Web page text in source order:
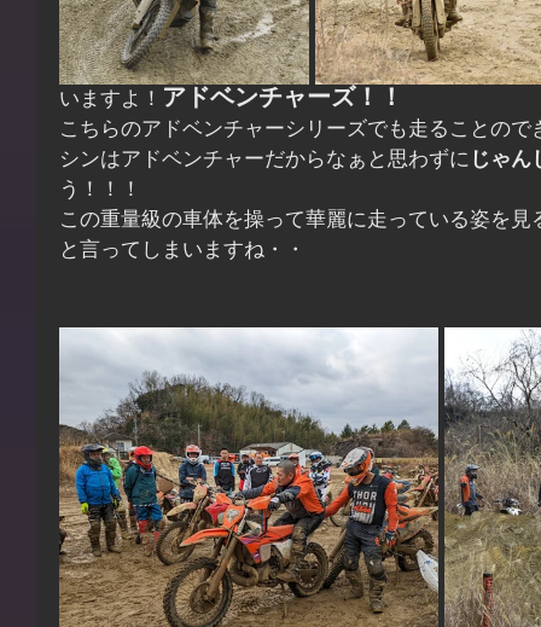
いますよ！ アドベンチャーズ！！
こちらのアドベンチャーシリーズでも走ることの
シンはアドベンチャーだからなぁと思わずに じゃん
う！！！
この重量級の車体を操って華麗に走っている姿を
と言ってしまいますね・・